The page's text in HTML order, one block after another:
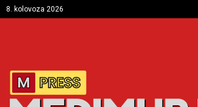
8. kolovoza 2026